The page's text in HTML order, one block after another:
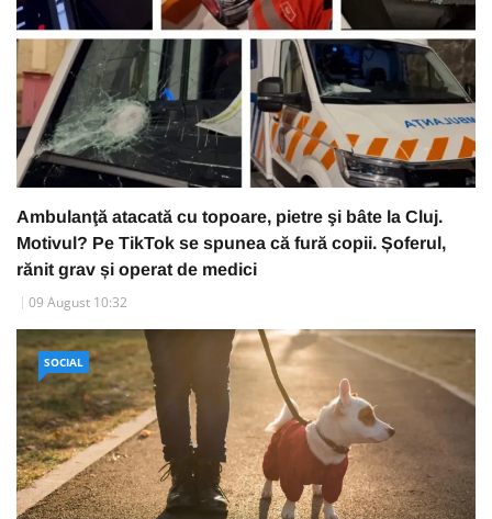
Ambulanţă atacată cu topoare, pietre şi bâte la Cluj.
Motivul? Pe TikTok se spunea că fură copii. Șoferul,
rănit grav și operat de medici
09 August 10:32
SOCIAL